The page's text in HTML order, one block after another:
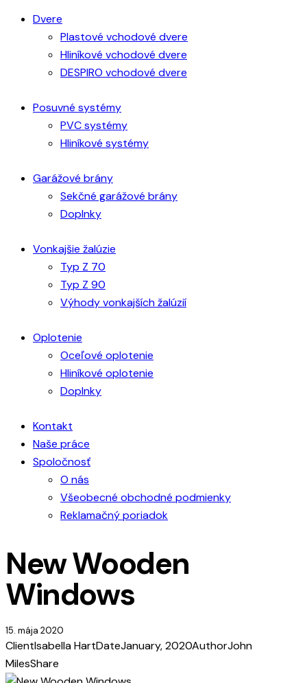
Dvere
Plastové vchodové dvere
Hliníkové vchodové dvere
DESPIRO vchodové dvere
Posuvné systémy
PVC systémy
Hliníkové systémy
Garážové brány
Sekčné garážové brány
Doplnky
Vonkajšie žalúzie
Typ Z 70
Typ Z 90
Výhody vonkajších žalúzií
Oplotenie
Oceľové oplotenie
Hliníkové oplotenie
Doplnky
Kontakt
Naše práce
Spoločnosť
O nás
Všeobecné obchodné podmienky
Reklamačný poriadok
New Wooden
Windows
15. mája 2020
ClientIsabella HartDateJanuary, 2020AuthorJohn
MilesShare